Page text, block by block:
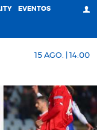
EVENTOS
15 AGO. | 14:00